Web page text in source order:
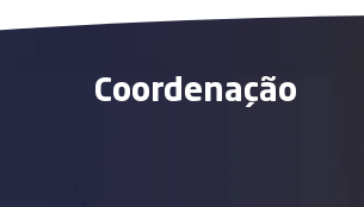
Coordenação